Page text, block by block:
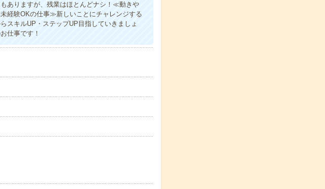
ありますが、残業はほとんどナシ！≪動きや
経験OKの仕事≫新しいことにチャレンジする
スキルUP・ステップUP目指していきましょ
仕事です！